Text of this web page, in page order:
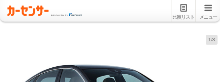
比較リスト メニュー
1/3